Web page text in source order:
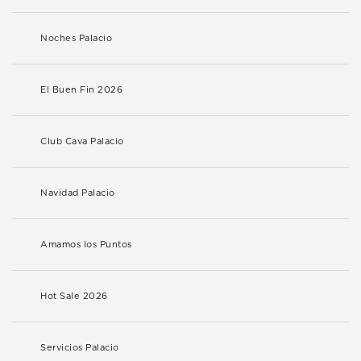
Noches Palacio
El Buen Fin 2026
Club Cava Palacio
Navidad Palacio
Amamos los Puntos
Hot Sale 2026
Servicios Palacio